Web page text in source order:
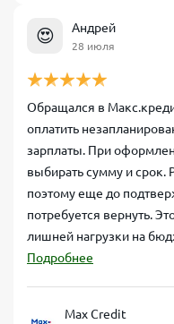
😍 Андрей
28 июля
Обращался в
оплатить
зарплаты. При
выбирать сумму и срок.
поэтому еще до
потребуется вернуть.
лишней нагрузки на
Подробнее
Max Credit